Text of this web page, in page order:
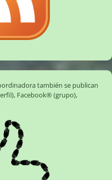
también se publican
, Facebook® (grupo),